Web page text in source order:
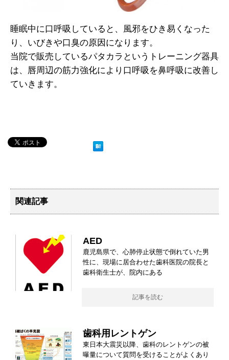
睡眠中に口呼吸していると、風邪をひき易くなった
り、いびきや口臭の原因になります。
当院で販売しているパタカラというトレーニング器具
は、唇周辺の筋力強化により口呼吸を鼻呼吸に改善し
ていきます。
関連記事
AED
鹿児島県で、心肺停止状態で倒れていた男
性に、現場に居合わせた歯科医院の院長と
歯科衛生士が、院内にある
記事を読む
歯科用レントゲン
東日本大震災以降、歯科のレントゲンの被
曝量について質問を受けることがよくあり